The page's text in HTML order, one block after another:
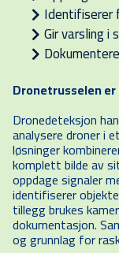
Identifiserer
Gir varsling i
Dronetrusselen
Dronedeteksjon
analysere droner i
løsninger
komplett bilde av
oppdage signaler
identifiserer
tillegg brukes
dokumentasjon.
og grunnlag for